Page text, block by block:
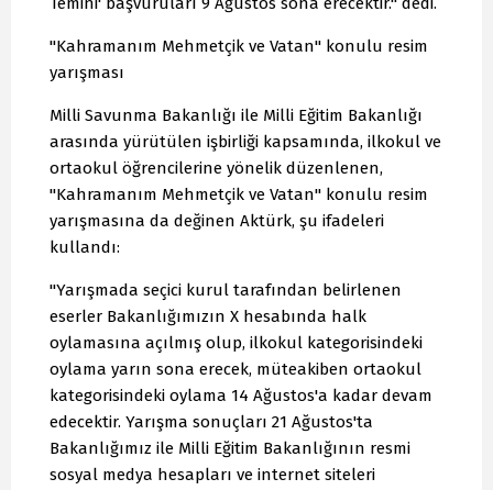
"Kahramanım Mehmetçik ve Vatan" konulu resim
yarışması
Milli Savunma Bakanlığı ile Milli Eğitim Bakanlığı
arasında yürütülen işbirliği kapsamında, ilkokul ve
ortaokul öğrencilerine yönelik düzenlenen,
"Kahramanım Mehmetçik ve Vatan" konulu resim
yarışmasına da değinen Aktürk, şu ifadeleri
kullandı:
"Yarışmada seçici kurul tarafından belirlenen
eserler Bakanlığımızın X hesabında halk
oylamasına açılmış olup, ilkokul kategorisindeki
oylama yarın sona erecek, müteakiben ortaokul
kategorisindeki oylama 14 Ağustos'a kadar devam
edecektir. Yarışma sonuçları 21 Ağustos'ta
Bakanlığımız ile Milli Eğitim Bakanlığının resmi
sosyal medya hesapları ve internet siteleri